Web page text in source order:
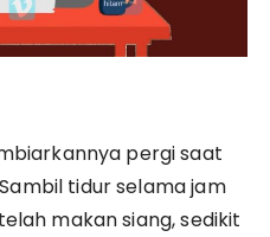
pergi saat
tidur selama jam
makan siang, sedikit